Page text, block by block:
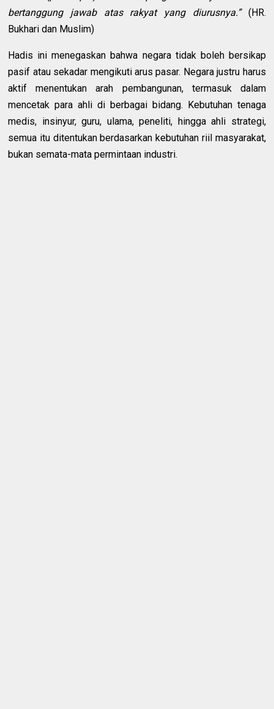
bertanggung jawab atas rakyat yang diurusnya.” (HR.
Bukhari dan Muslim)
Hadis ini menegaskan bahwa negara tidak boleh bersikap
pasif atau sekadar mengikuti arus pasar. Negara justru harus
aktif menentukan arah pembangunan, termasuk dalam
mencetak para ahli di berbagai bidang. Kebutuhan tenaga
medis, insinyur, guru, ulama, peneliti, hingga ahli strategi,
semua itu ditentukan berdasarkan kebutuhan riil masyarakat,
bukan semata-mata permintaan industri.